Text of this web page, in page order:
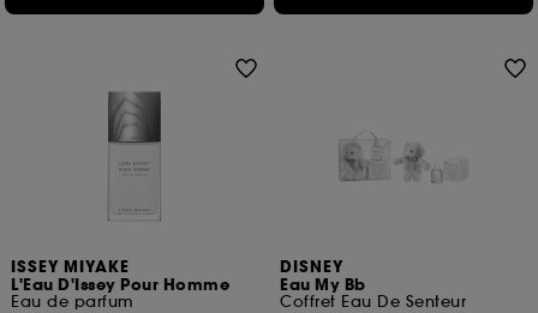
ISSEY MIYAKE
L'Eau D'Issey Pour Homme
Eau de parfum
DISNEY
Eau My Bb
Coffret Eau De Senteur